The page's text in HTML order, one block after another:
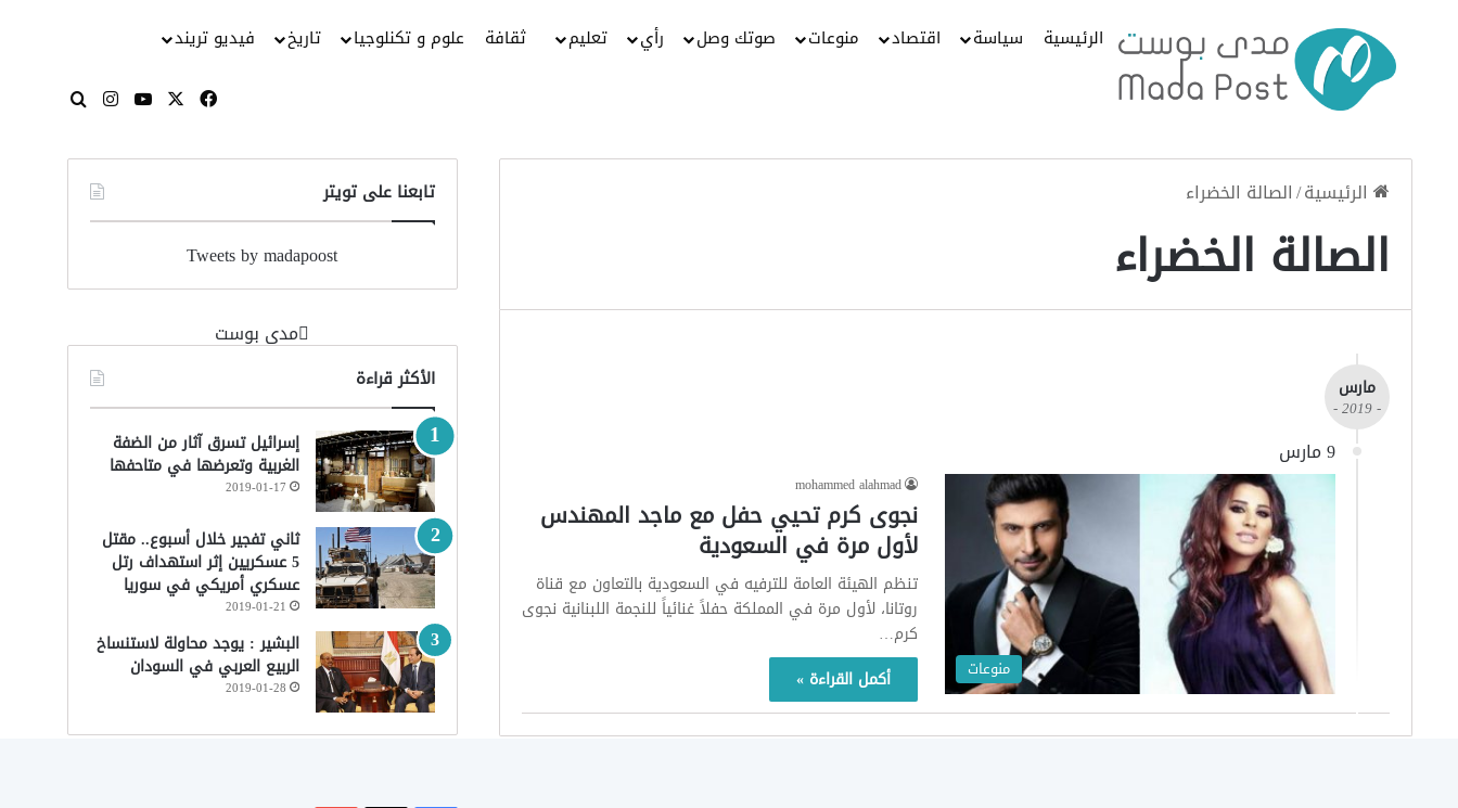
الرئيسية سياسة اقتصاد منوعات صوتك وصل رأي تعليم ثقافة علوم و تكنلوجيا تاريخ فيديو تريند
فيسبوك
‫X
‫YouTube
انستقرامبحث عن
الرئيسية/الصالة الخضراء
الصالة الخضراء
مارس
- 2019 -
9 مارس
منوعات
mohammed alahmad
نجوى كرم تحيي حفل مع ماجد المهندس
لأول مرة في السعودية
تنظم الهيئة العامة للترفيه في السعودية بالتعاون مع قناة
روتانا، لأول مرة في المملكة حفلاً غنائياً للنجمة اللبنانية نجوى
كرم…
أكمل القراءة »
تابعنا على تويتر
Tweets by madapoost
‏مدى بوست‏
الأكثر قراءة
إسرائيل تسرق آثار من الضفة
الغربية وتعرضها في متاحفها
2019-01-17
ثاني تفجير خلال أسبوع.. مقتل
5 عسكريين إثر استهداف رتل
عسكري أمريكي في سوريا
2019-01-21
البشير : يوجد محاولة لاستنساخ
الربيع العربي في السودان
2019-01-28